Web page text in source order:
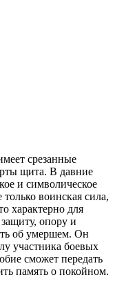
срезанные
щита. В давние
и символическое
воинская сила,
характерно для
опору и
об умершем. Он
участника боевых
сможет передать
память о покойном.